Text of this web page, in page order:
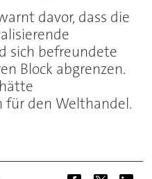
davor, dass die
sich befreundete
Block abgrenzen.
für den Welthandel.